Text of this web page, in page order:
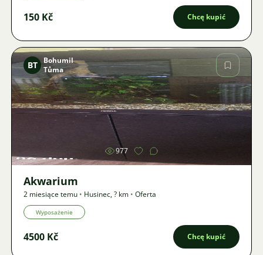
150 Kč Chcę kupić
Zdjęcie
BT
Bohumil
Tůma
977
Akwarium
2 miesiące temu • Husinec,? km • Oferta
Wyposażenie
4500 Kč Chcę kupić